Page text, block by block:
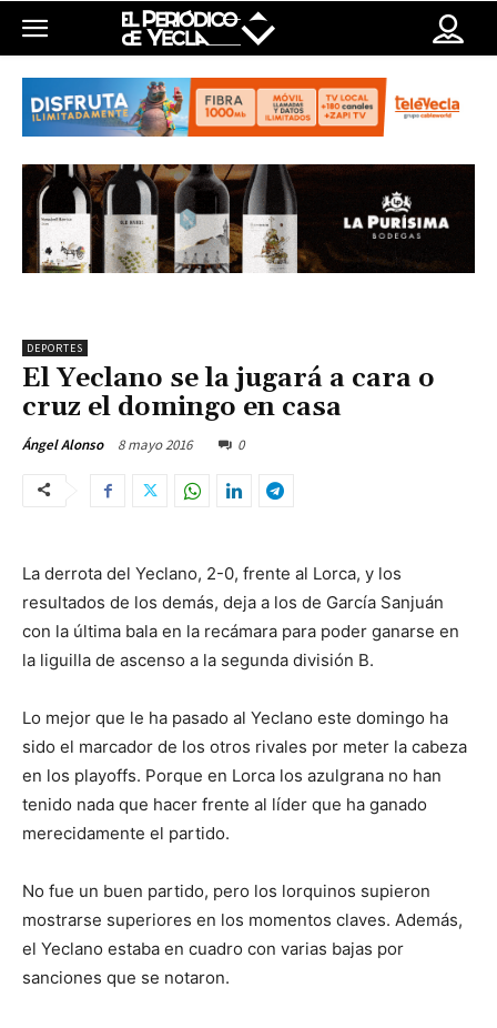
DEPORTES
El Yeclano se la jugará a cara o
cruz el domingo en casa
Ángel Alonso 8 mayo 2016 0
La derrota del Yeclano, 2-0, frente al Lorca, y los
resultados de los demás, deja a los de García Sanjuán
con la última bala en la recámara para poder ganarse en
la liguilla de ascenso a la segunda división B.
Lo mejor que le ha pasado al Yeclano este domingo ha
sido el marcador de los otros rivales por meter la cabeza
en los playoffs. Porque en Lorca los azulgrana no han
tenido nada que hacer frente al líder que ha ganado
merecidamente el partido.
No fue un buen partido, pero los lorquinos supieron
mostrarse superiores en los momentos claves. Además,
el Yeclano estaba en cuadro con varias bajas por
sanciones que se notaron.